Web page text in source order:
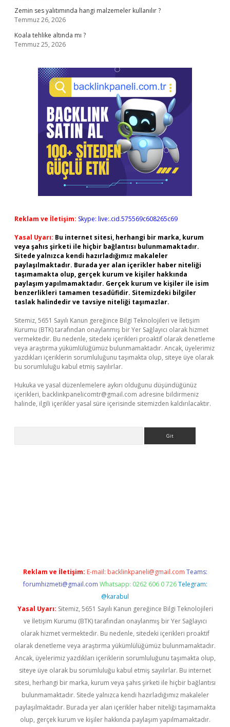
Zemin ses yalıtımında hangi malzemeler kullanılır ?
Temmuz 26, 2026
Koala tehlike altında mı ?
Temmuz 25, 2026
Reklam ve İletişim: Skype: live:.cid.575569c608265c69
Yasal Uyarı: Bu internet sitesi, herhangi bir marka, kurum
veya şahıs şirketi ile hiçbir bağlantısı bulunmamaktadır.
Sitede yalnızca kendi hazırladığımız makaleler
paylaşılmaktadır. Burada yer alan içerikler haber niteliği
taşımamakta olup, gerçek kurum ve kişiler hakkında
paylaşım yapılmamaktadır. Gerçek kurum ve kişiler ile isim
benzerlikleri tamamen tesadüfidir. Sitemizdeki bilgiler
taslak halindedir ve tavsiye niteliği taşımazlar.
Sitemiz, 5651 Sayılı Kanun gereğince Bilgi Teknolojileri ve İletişim
Kurumu (BTK) tarafından onaylanmış bir Yer Sağlayıcı olarak hizmet
vermektedir. Bu nedenle, sitedeki içerikleri proaktif olarak denetleme
veya araştırma yükümlülüğümüz bulunmamaktadır. Ancak, üyelerimiz
yazdıkları içeriklerin sorumluluğunu taşımakta olup, siteye üye olarak
bu sorumluluğu kabul etmiş sayılırlar.
Hukuka ve yasal düzenlemelere aykırı olduğunu düşündüğünüz
içerikleri, backlinkpanelicomtr@gmail.com adresine bildirmeniz
halinde, ilgili içerikler yasal süre içerisinde sitemizden kaldırılacaktır.
Reklam ve İletişim: E-mail: backlinkpaneli@gmail.com Teams:
forumhizmeti@gmail.com Whatsapp: 0262 606 0 726 Telegram:
@karabul
Yasal Uyarı: Sitemiz, 5651 Sayılı Kanun gereğince Bilgi Teknolojileri
ve İletişim Kurumu (BTK) tarafından onaylanmış bir Yer Sağlayıcı
olarak hizmet vermektedir. Bu nedenle, sitedeki içerikleri proaktif
olarak denetleme veya araştırma yükümlülüğümüz bulunmamaktadır.
Ancak, üyelerimiz yazdıkları içeriklerin sorumluluğunu taşımakta olup,
siteye üye olarak bu sorumluluğu kabul etmiş sayılırlar. Bu internet
sitesi, herhangi bir marka, kurum veya şahıs şirketi ile hiçbir bağlantısı
bulunmamaktadır. Sitede yalnızca kendi hazırladığımız makaleler
paylaşılmaktadır. Burada yer alan içerikler haber niteliği taşımamakta
olup, gerçek kurum ve kişiler hakkında paylaşım yapılmamaktadır.